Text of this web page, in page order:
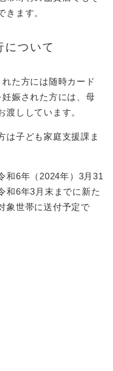
きます。
について
た方には随時カード
娠された方には、母
ししています。
子ども家庭支援課ま
6年（2024年）3月31
和6年3月末までに新た
象世帯に送付予定で